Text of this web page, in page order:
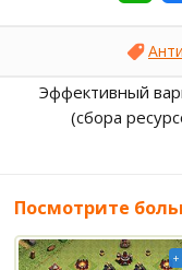
Эффективный
(сбора
Посмотрите
+